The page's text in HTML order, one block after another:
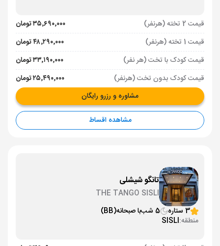
قیمت 2 تخته (هرنفر)
۳۵٬۶۹۰٬۰۰۰ تومان
قیمت 1 تخته (هرنفر)
۴۸٬۲۹۰٬۰۰۰ تومان
قیمت کودک با تخت (هر نفر)
۳۳٬۱۹۰٬۰۰۰ تومان
قیمت کودک بدون تخت (هرنفر)
۲۵٬۴۹۰٬۰۰۰ تومان
مشاوره و رزرو رایگان
مشاهده اقساط
تانگو شیشلی
THE TANGO SISLI
3 ستاره
5 شب با صبحانه(BB)
منطقه:SISLI